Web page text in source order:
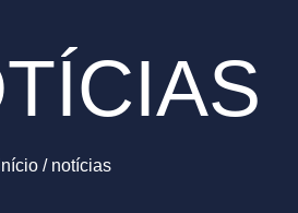
/ notícias